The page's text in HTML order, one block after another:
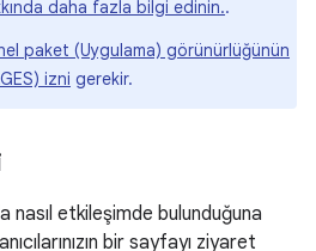
daha fazla bilgi edinin..
paket (Uygulama) görünürlüğünün
izni gerekir.
nasıl etkileşimde bulunduğuna
bir sayfayı ziyaret